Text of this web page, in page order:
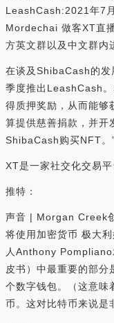
LeashCash:2021年7
Mordechai 做客XT直
方英文群以及中文群内
在谈及ShibaCash的发
季度推出LeashCash
得质押奖励，从而能够
算提供慈善捐款，并开
ShibaCash购买NFT。
XT是一家社交化交易
推特：
声音 | Morgan Creek
将使用加密货币 极大
人Anthony
皮书）中最重要的部
个数字钱包。（这意味
币。这对比特币来说